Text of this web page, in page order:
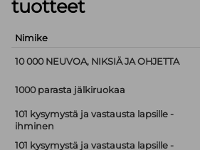
tuotteet
Nimike
10 000 NEUVOA, NIKSIÄ JA OHJETTA
1000 parasta jälkiruokaa
101 kysymystä ja vastausta lapsille -
ihminen
101 kysymystä ja vastausta lapsille -